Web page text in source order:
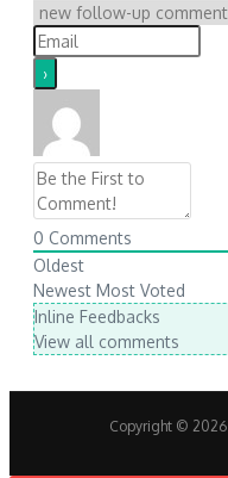
0 Comments
Oldest
Newest Most Voted
Inline Feedbacks
View all comments
Copyright © 2026